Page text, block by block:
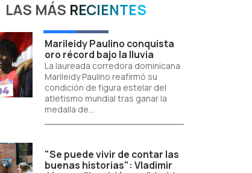
LAS MÁS RECIENTES
Marileidy Paulino conquista
oro récord bajo la lluvia
La laureada corredora dominicana
Marileidy Paulino reafirmó su
condición de figura estelar del
atletismo mundial tras ganar la
medalla de...
"Se puede vivir de contar las
buenas historias": Vladimir